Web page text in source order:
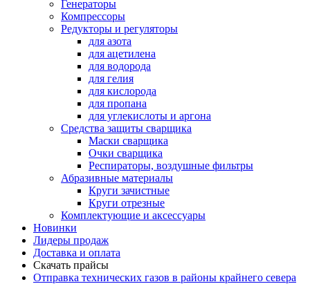
Генераторы
Компрессоры
Редукторы и регуляторы
для азота
для ацетилена
для водорода
для гелия
для кислорода
для пропана
для углекислоты и аргона
Средства защиты сварщика
Маски сварщика
Очки сварщика
Респираторы, воздушные фильтры
Абразивные материалы
Круги зачистные
Круги отрезные
Комплектующие и аксессуары
Новинки
Лидеры продаж
Доставка и оплата
Скачать прайсы
Отправка технических газов в районы крайнего севера